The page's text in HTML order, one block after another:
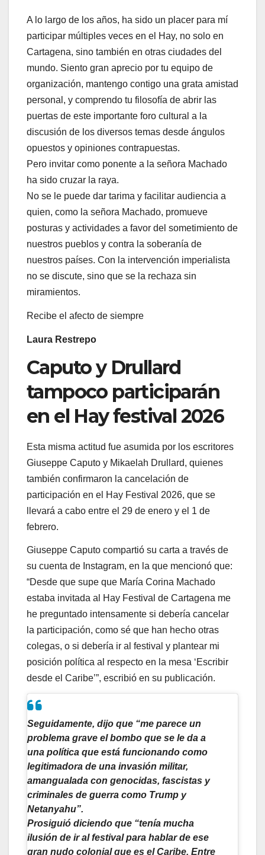
A lo largo de los años, ha sido un placer para mí
participar múltiples veces en el Hay, no solo en
Cartagena, sino también en otras ciudades del
mundo. Siento gran aprecio por tu equipo de
organización, mantengo contigo una grata amistad
personal, y comprendo tu filosofía de abrir las
puertas de este importante foro cultural a la
discusión de los diversos temas desde ángulos
opuestos y opiniones contrapuestas.
Pero invitar como ponente a la señora Machado
ha sido cruzar la raya.
No se le puede dar tarima y facilitar audiencia a
quien, como la señora Machado, promueve
posturas y actividades a favor del sometimiento de
nuestros pueblos y contra la soberanía de
nuestros países. Con la intervención imperialista
no se discute, sino que se la rechaza sin
miramientos.
Recibe el afecto de siempre
Laura Restrepo
Caputo y Drullard
tampoco participarán
en el Hay festival 2026
Esta misma actitud fue asumida por los escritores
Giuseppe Caputo y Mikaelah Drullard, quienes
también confirmaron la cancelación de
participación en el Hay Festival 2026, que se
llevará a cabo entre el 29 de enero y el 1 de
febrero.
Giuseppe Caputo compartió su carta a través de
su cuenta de Instagram, en la que mencionó que:
“Desde que supe que María Corina Machado
estaba invitada al Hay Festival de Cartagena me
he preguntado intensamente si debería cancelar
la participación, como sé que han hecho otras
colegas, o si debería ir al festival y plantear mi
posición política al respecto en la mesa ‘Escribir
desde el Caribe’”, escribió en su publicación.
Seguidamente, dijo que “me parece un
problema grave el bombo que se le da a
una política que está funcionando como
legitimadora de una invasión militar,
amangualada con genocidas, fascistas y
criminales de guerra como Trump y
Netanyahu”.
Prosiguió diciendo que “tenía mucha
ilusión de ir al festival para hablar de ese
gran nudo colonial que es el Caribe. Entre